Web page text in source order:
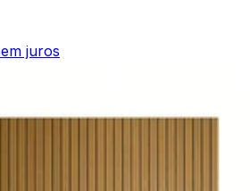
juros